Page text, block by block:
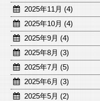
2025年11月 (4)
2025年10月 (4)
2025年9月 (4)
2025年8月 (3)
2025年7月 (5)
2025年6月 (3)
2025年5月 (2)